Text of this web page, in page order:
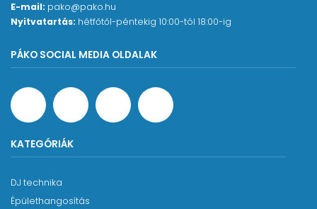
E-mail: pako@pako.hu
Nyitvatartás: hétfőtől-péntekig 10:00-tól 18:00-ig
PÁKO SOCIAL MEDIA OLDALAK
KATEGÓRIÁK
DJ technika
Épülethangosítás